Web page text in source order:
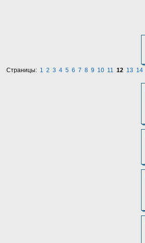
Страницы: 1 2 3 4 5 6 7 8 9 10 11 12 13 14